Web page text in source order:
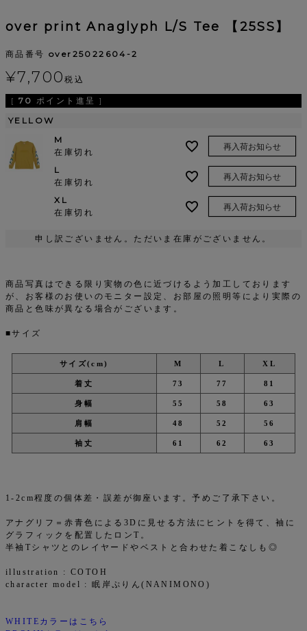
over print Anaglyph L/S Tee 【25SS】
商品番号 over25022604-2
¥7,700税込
[ 70 ポイント進呈 ]
YELLOW
M
在庫切れ
再入荷お知らせ
L
在庫切れ
再入荷お知らせ
XL
在庫切れ
再入荷お知らせ
申し訳ございません。ただいま在庫がございません。
商品写真はできる限り実物の色に近づけるよう加工しております
が、お客様のお使いのモニター設定、お部屋の照明等により実際の
商品と色味が異なる場合がございます。
■サイズ
サイズ(cm) M L XL
着丈 73 77 81
身幅 55 58 63
肩幅 48 52 56
袖丈 61 62 63
1-2cm程度の個体差・誤差が御座います。予めご了承下さい。
アナグリフ＝赤青色による3Dに見せる方法にヒントを得て、袖に
グラフィックを配置したロンT。
半袖Tシャツとのレイヤードやベストと合わせた着こなしも◎
illustration : COTOH
character model : 眠岸ぷりん(NANIMONO)
WHITEカラーはこちら